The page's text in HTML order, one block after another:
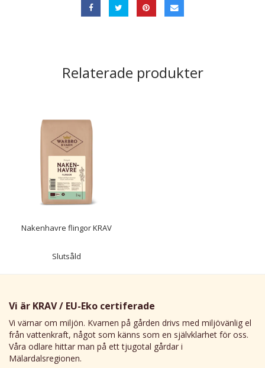
Relaterade produkter
Nakenhavre flingor KRAV
Slutsåld
Vi är KRAV / EU-Eko certiferade
Vi värnar om miljön. Kvarnen på gården drivs med miljövänlig el
från vattenkraft, något som känns som en självklarhet för oss.
Våra odlare hittar man på ett tjugotal gårdar i
Mälardalsregionen.